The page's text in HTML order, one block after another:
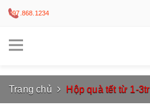
097.868.1234
Trang chủ Hộp quà tết từ 1-3tr